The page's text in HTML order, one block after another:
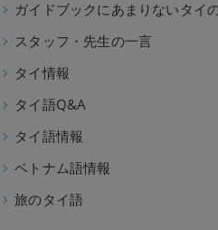
ガイドブックにあまりないタイ
スタッフ・先生の一言
タイ情報
タイ語Q&A
タイ語情報
ベトナム語情報
旅のタイ語